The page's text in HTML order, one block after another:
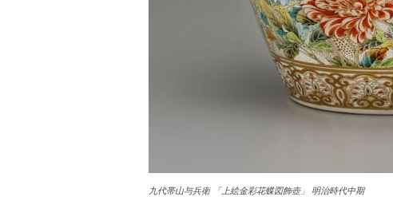
九代帯山与兵衛 「上絵金彩花蝶図飾壺」 明治時代中期